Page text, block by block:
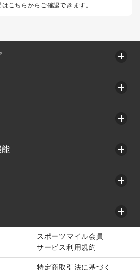
こちらからご確認できます。
スポーツマイル会員
サービス利用規約
特定商取引法に基づく